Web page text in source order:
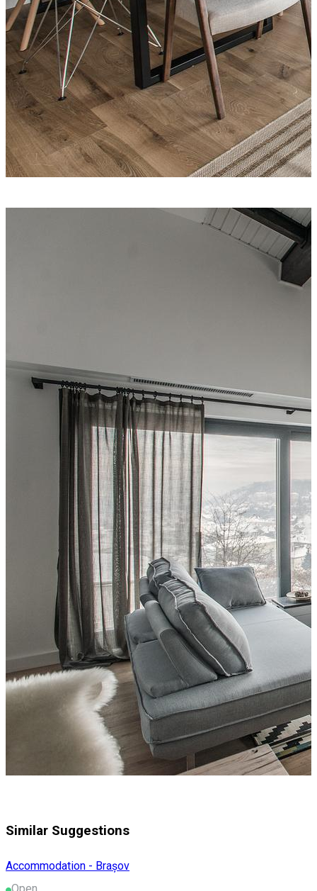
Similar Suggestions
Accommodation - Brașov